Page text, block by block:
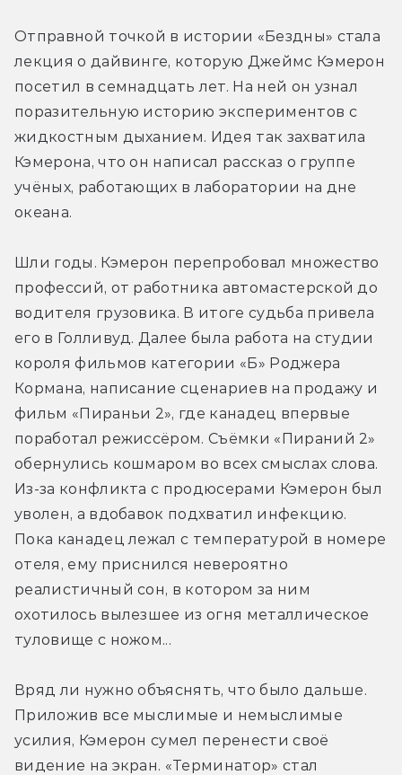
Отправной точкой в истории «Бездны» стала
лекция о дайвинге, которую Джеймс Кэмерон
посетил в семнадцать лет. На ней он узнал
поразительную историю экспериментов с
жидкостным дыханием. Идея так захватила
Кэмерона, что он написал рассказ о группе
учёных, работающих в лаборатории на дне
океана.
Шли годы. Кэмерон перепробовал множество
профессий, от работника автомастерской до
водителя грузовика. В итоге судьба привела
его в Голливуд. Далее была работа на студии
короля фильмов категории «Б» Роджера
Кормана, написание сценариев на продажу и
фильм «Пираньи 2», где канадец впервые
поработал режиссёром. Съёмки «Пираний 2»
обернулись кошмаром во всех смыслах слова.
Из-за конфликта с продюсерами Кэмерон был
уволен, а вдобавок подхватил инфекцию.
Пока канадец лежал с температурой в номере
отеля, ему приснился невероятно
реалистичный сон, в котором за ним
охотилось вылезшее из огня металлическое
туловище с ножом...
Вряд ли нужно объяснять, что было дальше.
Приложив все мыслимые и немыслимые
усилия, Кэмерон сумел перенести своё
видение на экран. «Терминатор» стал